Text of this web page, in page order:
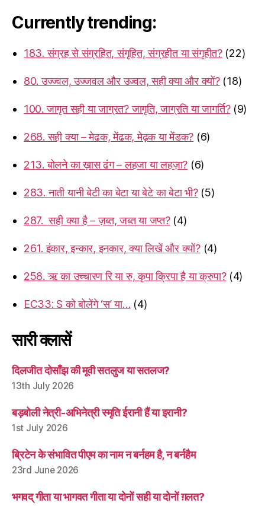
Currently trending:
183. संग्रह से संग्रहित, संगृहित, संग्रहीत या संगृहीत? (22)
80. उज्ज्वल, उज्जवल और उज्वल, सही क्या और क्यों? (18)
100. जागृत सही या जाग्रत? जागृति, जाग्रति या जागर्ति? (9)
268. सही क्या – मेढक, मेंढक, मेढ़क या मेंडक? (6)
213. बोलने का ख़ास ढंग – लहजा या लहज़ा? (6)
283. नाती यानी बेटी का बेटा या बेटे का बेटा भी? (5)
287. सही क्या है – ज़ब्त, जब्त या जप्त? (4)
261. इंकार, इन्कार, इनकार, क्या लिखें और क्यों? (4)
258. ऋ का उच्चारण रि या रु, कृपा क्रिपा है या क्रुपा? (4)
EC33: S को बोलेंगे ‘स’ या… (4)
सारी क्लासें
दिलजीत दोसाँझ की मूवी सतलुज या सतलज?
13th July 2026
बड़बोली नेत्री-अभिनेत्री स्मृति ईरानी हैं या इरानी?
1st July 2026
ब्रिटेन के संभावित पीएम का नाम न बर्नहम है, न बर्नहैम
23rd June 2026
भगवद् गीता या भागवत गीता या दोनों सही या दोनों ग़लत?